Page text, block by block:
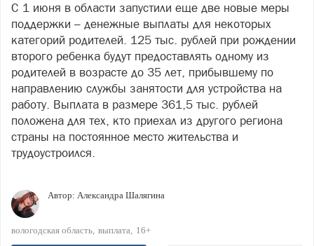
С 1 июня в области запустили еще две новые меры
поддержки – денежные выплаты для некоторых
категорий родителей. 125 тыс. рублей при рождении
второго ребенка будут предоставлять одному из
родителей в возрасте до 35 лет, прибывшему по
направлению службы занятости для устройства на
работу. Выплата в размере 361,5 тыс. рублей
положена для тех, кто приехал из другого региона
страны на постоянное место жительства и
трудоустроился.
Автор: Александра Шалягина
вологодская область выплата 16+